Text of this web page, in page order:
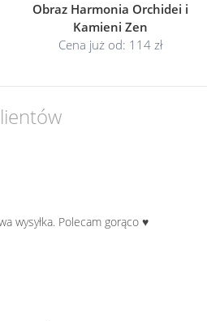
Obraz Harmonia Orchidei i
Kamieni Zen
Cena już od: 114 zł
wysyłka. Polecam gorąco ♥️